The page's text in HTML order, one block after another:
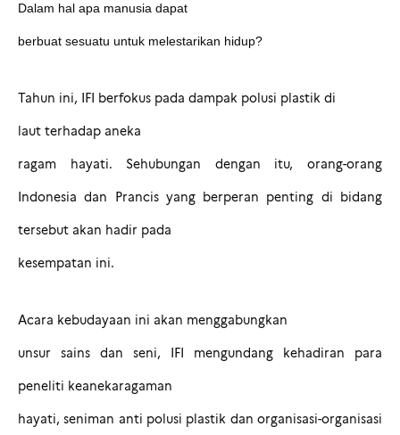
Dalam hal apa manusia dapat
berbuat sesuatu untuk melestarikan hidup?
Tahun ini, IFI berfokus pada dampak polusi plastik di
laut terhadap aneka
ragam hayati. Sehubungan dengan itu, orang-orang
Indonesiadan Prancis yang berperan penting di bidang
tersebut akan hadir pada
kesempatan ini.
Acara kebudayaan ini akan menggabungkan
unsur sains dan seni, IFI mengundang kehadiran para
peneliti keanekaragaman
hayati, seniman anti polusi plastik dan organisasi-organisasi